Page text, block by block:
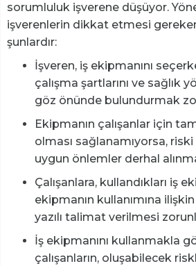
sorumluluk işverene düşüyor.
işverenlerin dikkat etmesi
şunlardır:
İşveren, iş ekipmanını
çalışma şartlarını ve sağlık
göz önünde bulundurmak
Ekipmanın çalışanlar için
olması sağlanamıyorsa,
uygun önlemler derhal
Çalışanlara, kullandıkları iş
ekipmanın kullanımına
yazılı talimat verilmesi
İş ekipmanını kullanmakla
çalışanların, oluşabilecek